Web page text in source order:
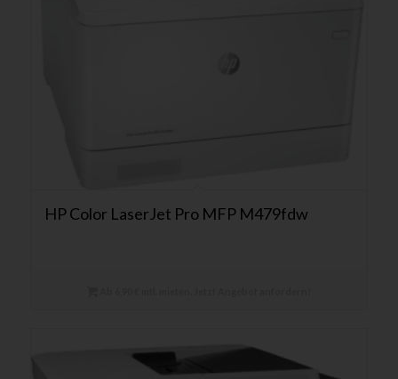
HP Color LaserJet Pro MFP M479fdw